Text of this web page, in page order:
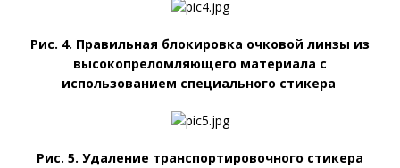
Рис. 4. Правильная блокировка очковой линзы из
высокопреломляющего материала с
использованием специального стикера
Рис. 5. Удаление транспортировочного стикера